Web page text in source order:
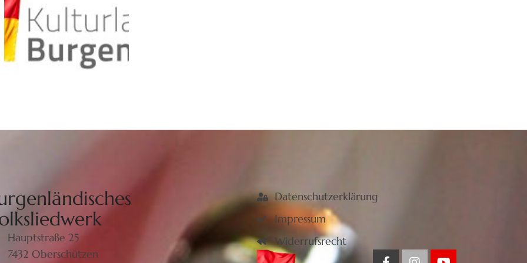
Hauptstraße 25
7432 Oberschützen
Datenschutzerklärung
Impressum
Widerrufsrecht